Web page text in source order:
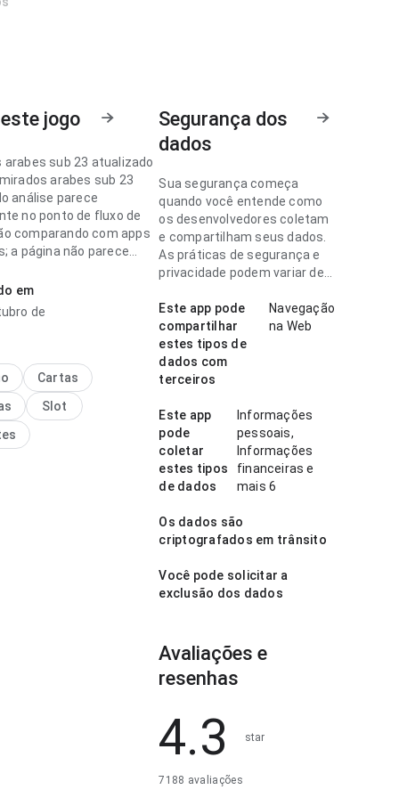
jogo
arabes sub 23 atualizado
arabes sub 23
análise parece
no ponto de fluxo de
comparando com apps
a página não parece
se vale instalar.
arabes sub 23 atualizado
novo; os rótulos são
A página
impressão limpa e
em
de
Cartas
Slot
Segurança dos
dados
Sua segurança começa
quando você entende como
os desenvolvedores coletam
e compartilham seus dados.
As práticas de segurança e
privacidade podem variar de
a idade.
Este app pode
compartilhar
estes tipos de
dados com
terceiros
Navegação
na Web
Este app
pode
coletar
estes tipos
de dados
Informações
pessoais,
Informações
financeiras e
mais 6
Os dados são
criptografados em trânsito
Você pode solicitar a
exclusão dos dados
Avaliações e
resenhas
4.3 star
7188 avaliações